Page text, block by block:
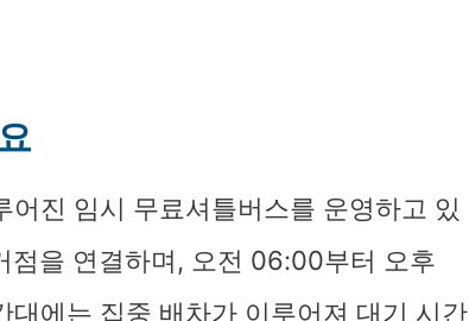
진 임시 무료셔틀버스를 운영하고 있
점을 연결하며, 오전 06:00부터 오후
에는 집중 배차가 이루어져 대기 시간